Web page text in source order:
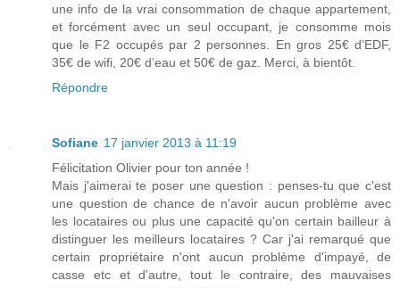
une info de la vrai consommation de chaque appartement,
et forcément avec un seul occupant, je consomme mois
que le F2 occupés par 2 personnes. En gros 25€ d’EDF,
35€ de wifi, 20€ d’eau et 50€ de gaz. Merci, à bientôt.
Répondre
Sofiane 17 janvier 2013 à 11:19
Félicitation Olivier pour ton année !
Mais j'aimerai te poser une question : penses-tu que c'est
une question de chance de n'avoir aucun problème avec
les locataires ou plus une capacité qu'on certain bailleur à
distinguer les meilleurs locataires ? Car j'ai remarqué que
certain propriétaire n'ont aucun problème d'impayé, de
casse etc et d'autre, tout le contraire, des mauvaises